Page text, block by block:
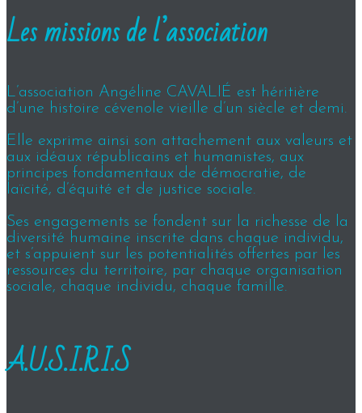
Les missions de l’association
L’association Angéline CAVALIÉ est héritière
d’une histoire cévenole vieille d’un siècle et demi.
Elle exprime ainsi son attachement aux valeurs et
aux idéaux républicains et humanistes, aux
principes fondamentaux de démocratie, de
laïcité, d’équité et de justice sociale.
Ses engagements se fondent sur la richesse de la
diversité humaine inscrite dans chaque individu,
et s’appuient sur les potentialités offertes par les
ressources du territoire, par chaque organisation
sociale, chaque individu, chaque famille.
A.U.S.I.R.I.S